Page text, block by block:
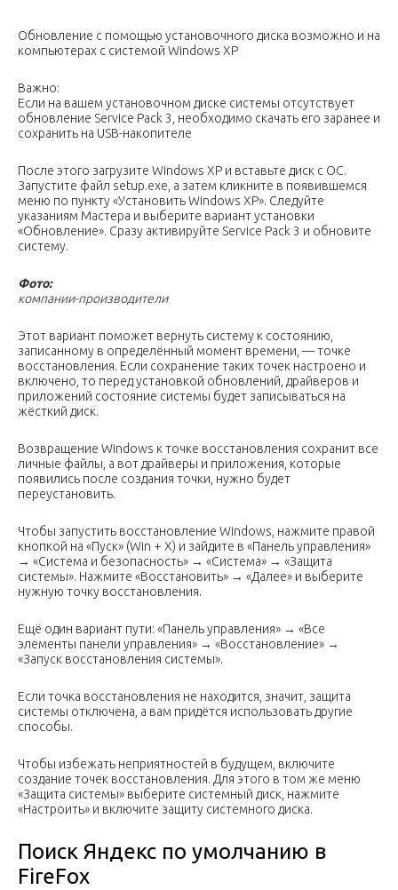
Обновление с помощью установочного диска возможно и на
компьютерах с системой Windows XP
Важно:
Если на вашем установочном диске системы отсутствует
обновление Service Pack 3, необходимо скачать его заранее и
сохранить на USB-накопителе
После этого загрузите Windows XP и вставьте диск с ОС.
Запустите файл setup.exe, а затем кликните в появившемся
меню по пункту «Установить Windows XP». Следуйте
указаниям Мастера и выберите вариант установки
«Обновление». Сразу активируйте Service Pack 3 и обновите
систему.
Фото:
компании-производители
Этот вариант поможет вернуть систему к состоянию,
записанному в определённый момент времени, — точке
восстановления. Если сохранение таких точек настроено и
включено, то перед установкой обновлений, драйверов и
приложений состояние системы будет записываться на
жёсткий диск.
Возвращение Windows к точке восстановления сохранит все
личные файлы, а вот драйверы и приложения, которые
появились после создания точки, нужно будет
переустановить.
Чтобы запустить восстановление Windows, нажмите правой
кнопкой на «Пуск» (Win + X) и зайдите в «Панель управления»
→ «Система и безопасность» → «Система» → «Защита
системы». Нажмите «Восстановить» → «Далее» и выберите
нужную точку восстановления.
Ещё один вариант пути: «Панель управления» → «Все
элементы панели управления» → «Восстановление» →
«Запуск восстановления системы».
Если точка восстановления не находится, значит, защита
системы отключена, а вам придётся использовать другие
способы.
Чтобы избежать неприятностей в будущем, включите
создание точек восстановления. Для этого в том же меню
«Защита системы» выберите системный диск, нажмите
«Настроить» и включите защиту системного диска.
Поиск Яндекс по умолчанию в
FireFox